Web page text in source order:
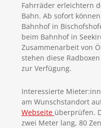
Fahrräder erleichtern
Bahn. Ab sofort
Bahnhof in
beim Bahnhof in
Zusammenarbeit von
stehen diese
zur Verfügung.
Interessierte
am Wunschstandort
Webseite überprüfen.
zwei Meter lang, 80